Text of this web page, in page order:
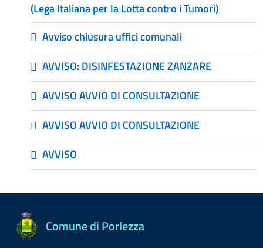
(Lega Italiana per la Lotta contro i Tumori)
Avviso chiusura uffici comunali
AVVISO: DISINFESTAZIONE ZANZARE
AVVISO AVVIO DI CONSULTAZIONE
AVVISO AVVIO DI CONSULTAZIONE
AVVISO
Comune di Porlezza